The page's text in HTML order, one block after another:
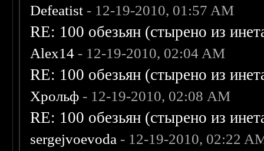
Defeatist - 12-19-2010, 01:57 AM
RE: 100 обезьян (стырено из
Alex14 - 12-19-2010, 02:04 AM
RE: 100 обезьян (стырено из
Хрольф - 12-19-2010, 02:08 AM
RE: 100 обезьян (стырено из
sergejvoevoda - 12-19-2010, 02:22